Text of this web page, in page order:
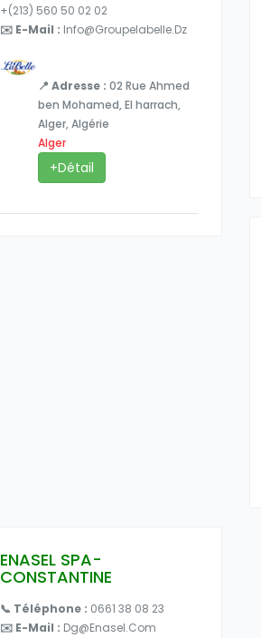
+(213) 560 50 02 02
✉️ E-Mail : Info@groupelabelle.dz
📍 Adresse : 02 Rue Ahmed
ben Mohamed, El harrach,
Alger, Algérie
Alger
+Détail
ENASEL SPA-
CONSTANTINE
📞 Téléphone : 0661 38 08 23
✉️ E-Mail : Dg@enasel.com